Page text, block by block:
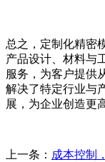
总之，定制化精密
产品设计、材料与
服务，为客户提供
解决了特定行业与
展，为企业创造更
上一条： 成本控制